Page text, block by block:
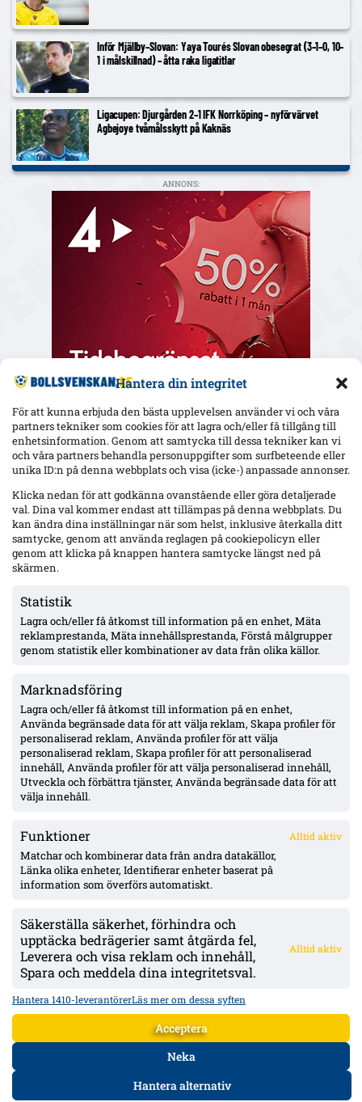
Hantera din integritet
För att kunna erbjuda den bästa upplevelsen använder vi och våra
partners tekniker som cookies för att lagra och/eller få tillgång till
enhetsinformation. Genom att samtycka till dessa tekniker kan vi
och våra partners behandla personuppgifter som surfbeteende eller
unika ID:n på denna webbplats och visa (icke-) anpassade annonser.
Klicka nedan för att godkänna ovanstående eller göra detaljerade
val. Dina val kommer endast att tillämpas på denna webbplats. Du
kan ändra dina inställningar när som helst, inklusive återkalla ditt
samtycke, genom att använda reglagen på cookiepolicyn eller
genom att klicka på knappen hantera samtycke längst ned på
skärmen.
Statistik
Lagra och/eller få åtkomst till information på en enhet, Mäta
reklamprestanda, Mäta innehållsprestanda, Förstå målgrupper
genom statistik eller kombinationer av data från olika källor.
Marknadsföring
Lagra och/eller få åtkomst till information på en enhet,
Använda begränsade data för att välja reklam, Skapa profiler för
personaliserad reklam, Använda profiler för att välja
personaliserad reklam, Skapa profiler för att personaliserad
innehåll, Använda profiler för att välja personaliserad innehåll,
Utveckla och förbättra tjänster, Använda begränsade data för att
välja innehåll.
Funktioner Alltid aktiv
Matchar och kombinerar data från andra datakällor,
Länka olika enheter, Identifierar enheter baserat på
information som överförs automatiskt.
Säkerställa säkerhet, förhindra och
upptäcka bedrägerier samt åtgärda fel,
Leverera och visa reklam och innehåll,
Spara och meddela dina integritetsval.
Alltid aktiv
Hantera 1410-leverantörerLäs mer om dessa syften
Acceptera
Neka
Hantera alternativ
Inför Mjällby–Slovan: Yaya Tourés Slovan obesegrat (3–1–0, 10–
1 i målskillnad) – åtta raka ligatitlar
Ligacupen: Djurgården 2–1 IFK Norrköping – nyförvärvet
Agbejoye tvåmålsskytt på Kaknäs
ANNONS:
Senaste
och startaktuell inför ECL-kvalet
Officiellt: Djurgården lånar ut Leon Hien till Tromsö IL – sex
AIK:s Martin Ellingsen skadad igen – vaden, rehab i gym och
fortsatt väntan på allsvensk debut
Filling bekräftar förlängningsvilja med AIK – nobbade England
enligt Aftonbladet
Thern trycker på målvaktsvärvning i Mjällby – ifrågasätter
Wallinder: ”inte tillräckligt bra för ett topplag”
ÖVERSIKT
Nyheter & Reportage
Spelarbetyg
KONTAKT
kontakt@bollsvenskan.se
redaktionen@bollsvenskan.se
jobb@bollsvenskan.se
ÖVRIGT
Annonsera
Personuppgiftspolicy